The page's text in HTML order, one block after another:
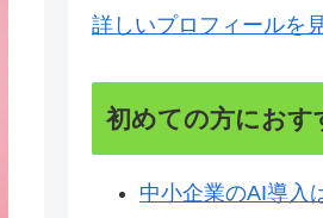
詳しいプロフィールを
初めての方におす
中小企業のAI導入